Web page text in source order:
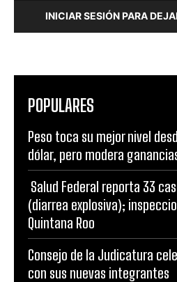
INICIAR SESIÓN PARA
POPULARES
Peso toca su mejor nivel
dólar, pero modera
Salud Federal reporta 33
(diarrea explosiva);
Quintana Roo
Consejo de la Judicatura
con sus nuevas integrantes